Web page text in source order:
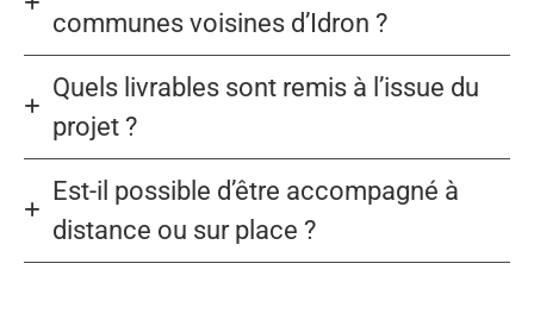
communes voisines d’Idron ?
Quels livrables sont remis à l’issue du
projet ?
Est-il possible d’être accompagné à
distance ou sur place ?